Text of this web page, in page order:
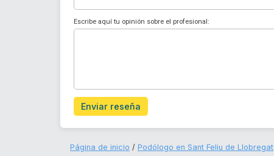
Escribe aquí tu opinión sobre el profesional:
Enviar reseña
Página de inicio Podólogo en Sant Feliu de Llobregat